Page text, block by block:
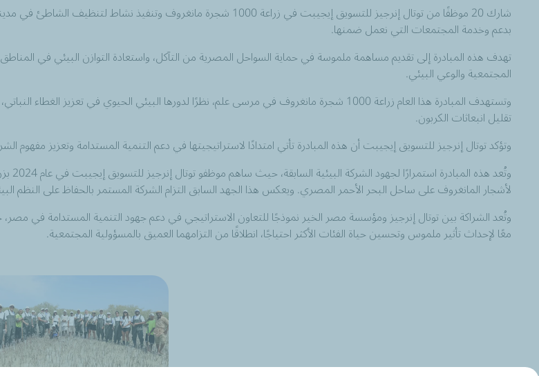
شارك 20 موظفًا من توتال إنرجيز للتسويق إيجيبت في زراعة 1000 شجرة
بدعم وخدمة المجتمعات التي نعمل ضمنها.
تهدف هذه المبادرة إلى تقديم مساهمة ملموسة في حماية السواحل المصرية من التآكل، واستعادة التوازن البيئي في
المجتمعية والوعي البيئي.
وتستهدف المبادرة هذا العام زراعة 1000 شجرة مانغروف في مرسى علم، نظرًا لدورها البيئي الحيوي في
تقليل انبعاثات الكربون.
وتؤكد توتال إنرجيز للتسويق إيجيبت أن هذه المبادرة تأتي امتدادًا لاستراتيجيتها في دعم التنمية المستدامة وتعزيز
لأشجار المانغروف على ساحل البحر الأحمر المصري. ويعكس هذا الجهد السابق التزام الشركة المستمر بالحفاظ على النظم
وتُعد الشراكة بين توتال إنرجيز ومؤسسة مصر الخير نموذجًا للتعاون الاستراتيجي في دعم جهود التنمية المستدامة في
معًا لإحداث تأثير ملموس وتحسين حياة الفئات الأكثر احتياجًا، انطلاقًا من التزامهما العميق بالمسؤولية المجتمعية.